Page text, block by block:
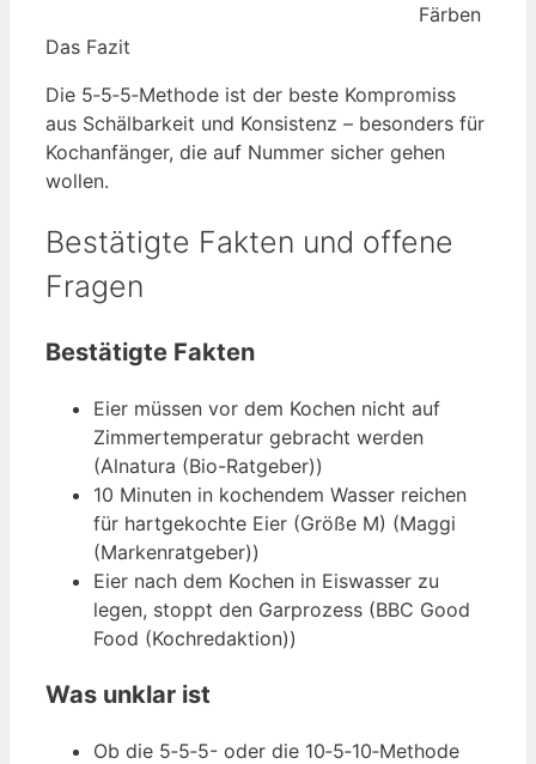
Färben
Das Fazit
Die 5‑5‑5‑Methode ist der beste Kompromiss
aus Schälbarkeit und Konsistenz – besonders für
Kochanfänger, die auf Nummer sicher gehen
wollen.
Bestätigte Fakten und offene
Fragen
Bestätigte Fakten
Eier müssen vor dem Kochen nicht auf
Zimmertemperatur gebracht werden
(Alnatura (Bio-Ratgeber))
10 Minuten in kochendem Wasser reichen
für hartgekochte Eier (Größe M) (Maggi
(Markenratgeber))
Eier nach dem Kochen in Eiswasser zu
legen, stoppt den Garprozess (BBC Good
Food (Kochredaktion))
Was unklar ist
Ob die 5‑5‑5- oder die 10‑5‑10‑Methode